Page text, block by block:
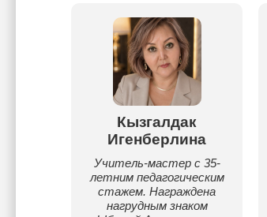
Кызгалдак
Игенберлина
Учитель-мастер с 35-
летним педагогическим
стажем. Награждена
нагрудным знаком